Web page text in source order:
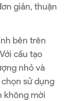
giản, thuận
bên trên
cấu tạo
nhỏ và
sử dụng
không mời